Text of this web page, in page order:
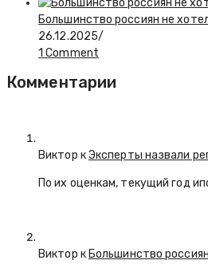
Большинство россиян не
26.12.2025/
1 Comment
Комментарии
Виктор кЭксперты назвали
По их оценкам, текущий год
Виктор к Большинство